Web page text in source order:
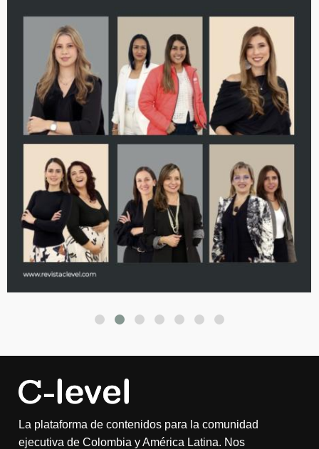
La plataforma de contenidos para la comunidad
ejecutiva de Colombia y América Latina. Nos